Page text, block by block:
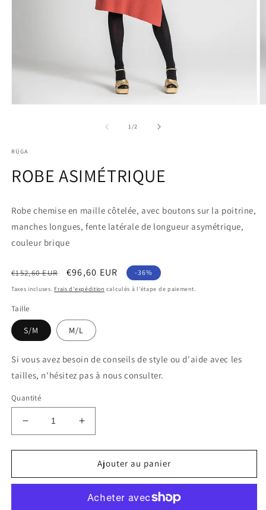
une
modale
1/de2
RÜGA
ROBE ASIMÉTRIQUE
Robe chemise en maille côtelée, avec boutons sur la poitrine,
manches longues, fente latérale de longueur asymétrique,
couleur brique
Prix
habituel
€152,60 EUR
Prix
soldé
€96,60 EUR -36%
Taxes incluses. Frais d'expédition calculés à l'étape de paiement.
Taille
S/M M/L
Si vous avez besoin de conseils de style ou d'aide avec les
tailles, n'hésitez pas à nous consulter.
Quantité
Réduire
la
quantité
ROBE
Augmenter
la
quantité
ROBE
Ajouter au panier